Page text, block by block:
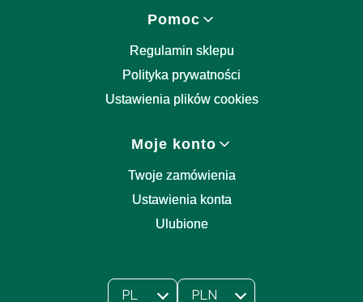
Pomoc
Regulamin sklepu
Polityka prywatności
Ustawienia plików cookies
Moje konto
Twoje zamówienia
Ustawienia konta
Ulubione
PL PLN